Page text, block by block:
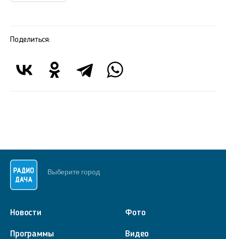
Поделиться:
Выберите город
Новости
Программы
Фото
Видео